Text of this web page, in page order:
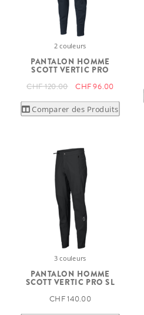
2 couleurs
PANTALON HOMME
SCOTT VERTIC PRO
CHF 120.00 CHF 96.00
Comparer des Produits
3 couleurs
PANTALON HOMME
SCOTT VERTIC PRO SL
CHF 140.00